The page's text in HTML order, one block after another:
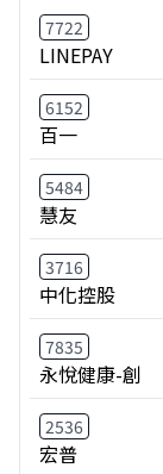
7722
LINEPAY
6152
百一
5484
慧友
3716
中化控股
7835
永悅健康-創
2536
宏普